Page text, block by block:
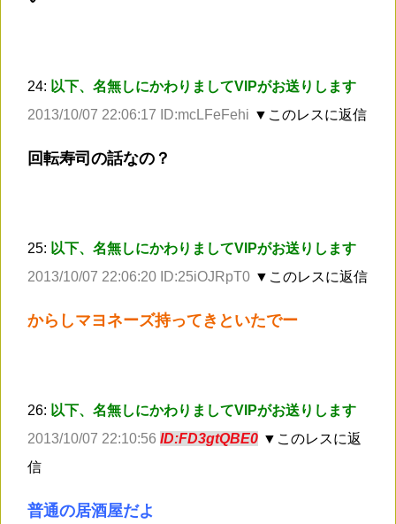
24: 以下、名無しにかわりましてVIPがお送りします
2013/10/07 22:06:17 ID:mcLFeFehi ▼このレスに返信
回転寿司の話なの？
25: 以下、名無しにかわりましてVIPがお送りします
2013/10/07 22:06:20 ID:25iOJRpT0 ▼このレスに返信
からしマヨネーズ持ってきといたでー
26: 以下、名無しにかわりましてVIPがお送りします
2013/10/07 22:10:56 ID:FD3gtQBE0 ▼このレスに返
信
普通の居酒屋だよ